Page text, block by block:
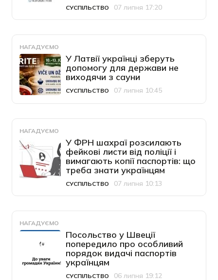
Категорія
СУСПІЛЬСТВО
Дата публікації07 липня 17:20
НАГАДУЄМО
У Латвії українці зберуть
допомогу для держави не
виходячи з сауни
Категорія
СУСПІЛЬСТВО
Дата публікації07 липня 10:45
НАГАДУЄМО
У ФРН шахраї розсилають
фейкові листи від поліції і
вимагають копії паспортів: що
треба знати українцям
Категорія
СУСПІЛЬСТВО
Дата публікації07 липня 10:13
НАГАДУЄМО
Посольство у Швеції
попередило про особливий
порядок видачі паспортів
українцям
СУСПІЛЬСТВО 06 липня 19:12